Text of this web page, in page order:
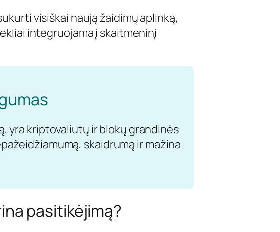
visiškai naują žaidimų aplinką,
integruojama į skaitmeninį
yra kriptovaliutų ir blokų grandinės
skaidrumą ir mažina
pasitikėjimą?